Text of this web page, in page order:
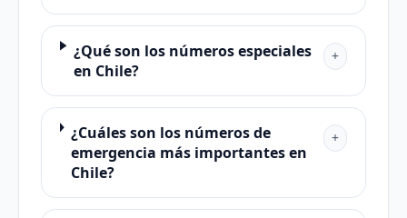
¿Qué son los números especiales
en Chile?
+
¿Cuáles son los números de
emergencia más importantes en
Chile?
+